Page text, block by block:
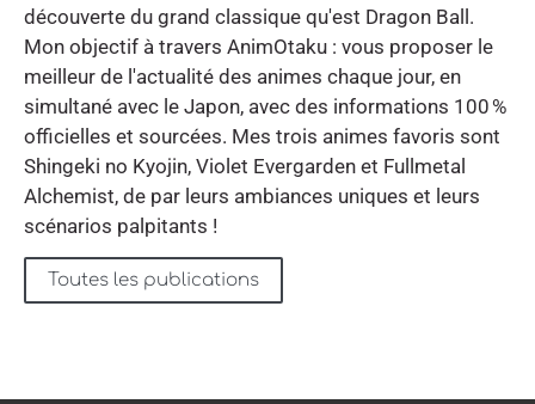
découverte du grand classique qu'est Dragon Ball.
Mon objectif à travers AnimOtaku : vous proposer le
meilleur de l'actualité des animes chaque jour, en
simultané avec le Japon, avec des informations 100 %
officielles et sourcées. Mes trois animes favoris sont
Shingeki no Kyojin, Violet Evergarden et Fullmetal
Alchemist, de par leurs ambiances uniques et leurs
scénarios palpitants !
Toutes les publications